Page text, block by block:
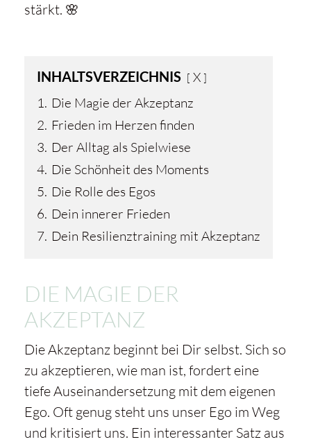
stärkt. 🌸
INHALTSVERZEICHNIS
X
1. Die Magie der Akzeptanz
2. Frieden im Herzen finden
3. Der Alltag als Spielwiese
4. Die Schönheit des Moments
5. Die Rolle des Egos
6. Dein innerer Frieden
7. Dein Resilienztraining mit Akzeptanz
DIE MAGIE DER
AKZEPTANZ
Die Akzeptanz beginnt bei Dir selbst. Sich so
zu akzeptieren, wie man ist, fordert eine
tiefe Auseinandersetzung mit dem eigenen
Ego. Oft genug steht uns unser Ego im Weg
und kritisiert uns. Ein interessanter Satz aus